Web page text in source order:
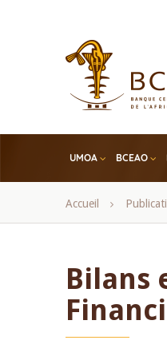
UMOA BCEAO
Fil
Accueil
Bilans